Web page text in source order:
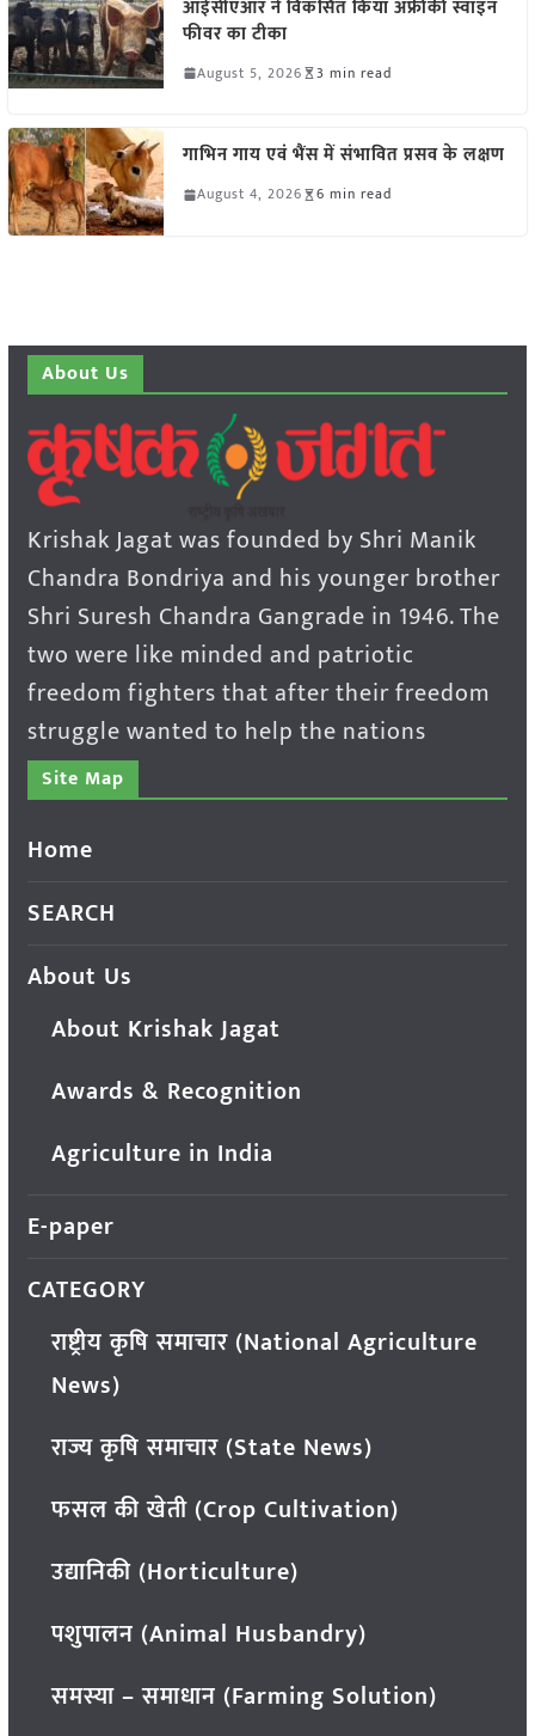
आईसीएआर ने विकसित किया अफ्रीकी स्वाइन
फीवर का टीका
August 5, 2026 3 min read
गाभिन गाय एवं भैंस में संभावित प्रसव के लक्षण
August 4, 2026 6 min read
About Us
Krishak Jagat was founded by Shri Manik
Chandra Bondriya and his younger brother
Shri Suresh Chandra Gangrade in 1946. The
two were like minded and patriotic
freedom fighters that after their freedom
struggle wanted to help the nations
Site Map
Home
SEARCH
About Us
About Krishak Jagat
Awards & Recognition
Agriculture in India
E-paper
CATEGORY
राष्ट्रीय कृषि समाचार (National Agriculture
News)
राज्य कृषि समाचार (State News)
फसल की खेती (Crop Cultivation)
उद्यानिकी (Horticulture)
पशुपालन (Animal Husbandry)
समस्या – समाधान (Farming Solution)